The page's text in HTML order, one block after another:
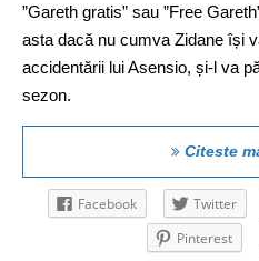
”Gareth gratis” sau ”Free
asta dacă nu cumva Zidane își
accidentării lui Asensio, și-l va
sezon.
Citeste
Facebook Twitter
Pinterest